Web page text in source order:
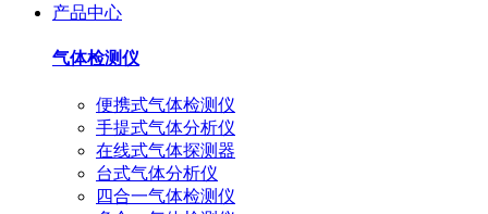
产品中心
气体检测仪
便携式气体检测仪
手提式气体分析仪
在线式气体探测器
台式气体分析仪
四合一气体检测仪